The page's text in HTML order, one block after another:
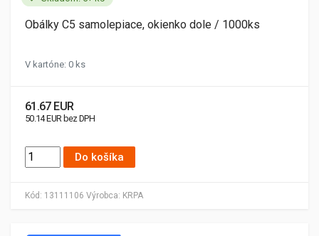
Kód: 13111106 Výrobca: KRPA
Obálky C5 samolepiace, okienko dole / 1000ks
V kartóne: 0 ks
61.67 EUR
50.14 EUR bez DPH
Do košíka